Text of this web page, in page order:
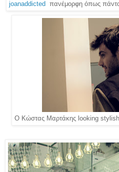
joanaddicted πανέμορφη όπως
Ο Κώστας Μαρτάκης looking